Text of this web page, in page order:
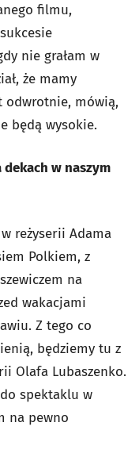
filmu,
nie grałam w
że mamy
odwrotnie, mówią,
będą wysokie.
dekach w naszym
reżyserii Adama
Polkiem, z
na
wakacjami
Z tego co
będziemy tu z
Olafa Lubaszenko.
spektaklu w
na pewno